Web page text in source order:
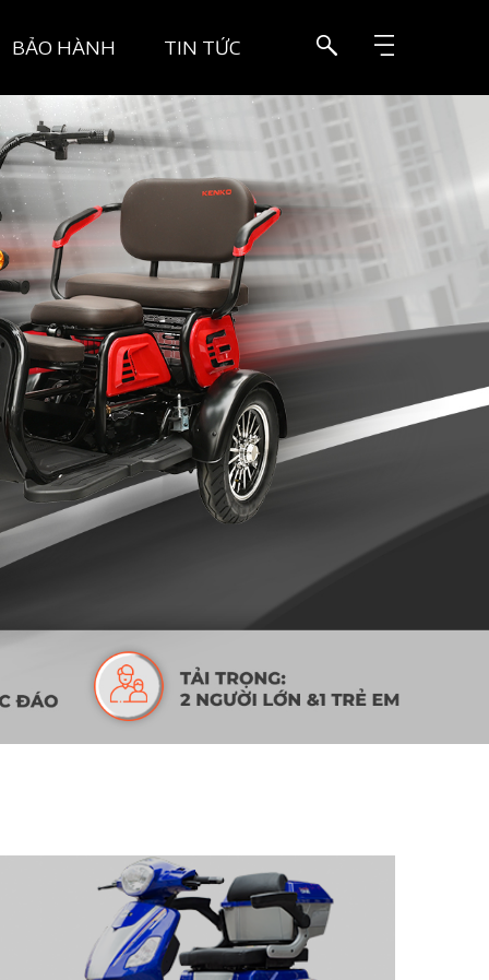
BẢO HÀNH TIN TỨC